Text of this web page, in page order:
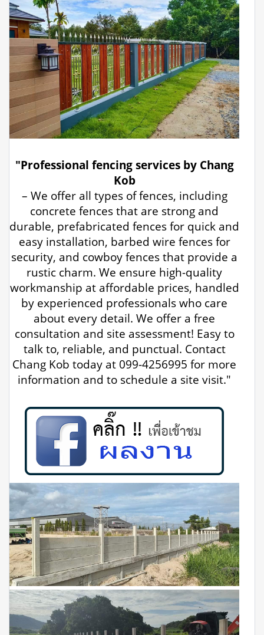
"Professional fencing services by Chang
Kob
– We offer all types of fences, including
concrete fences that are strong and
durable, prefabricated fences for quick and
easy installation, barbed wire fences for
security, and cowboy fences that provide a
rustic charm. We ensure high-quality
workmanship at affordable prices, handled
by experienced professionals who care
about every detail. We offer a free
consultation and site assessment! Easy to
talk to, reliable, and punctual. Contact
Chang Kob today at 099-4256995 for more
information and to schedule a site visit."